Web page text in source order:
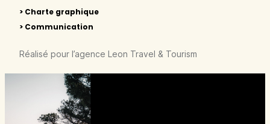
> Charte graphique
> Communication
Réalisé pour l’agence Leon Travel & Tourism